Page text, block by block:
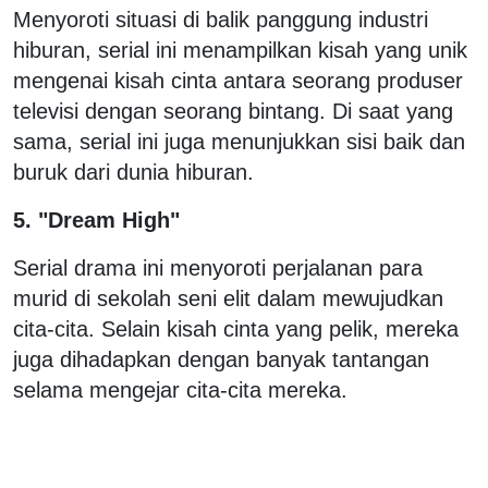
Menyoroti situasi di balik panggung industri
hiburan, serial ini menampilkan kisah yang unik
mengenai kisah cinta antara seorang produser
televisi dengan seorang bintang. Di saat yang
sama, serial ini juga menunjukkan sisi baik dan
buruk dari dunia hiburan.
5. "Dream High"
Serial drama ini menyoroti perjalanan para
murid di sekolah seni elit dalam mewujudkan
cita-cita. Selain kisah cinta yang pelik, mereka
juga dihadapkan dengan banyak tantangan
selama mengejar cita-cita mereka.